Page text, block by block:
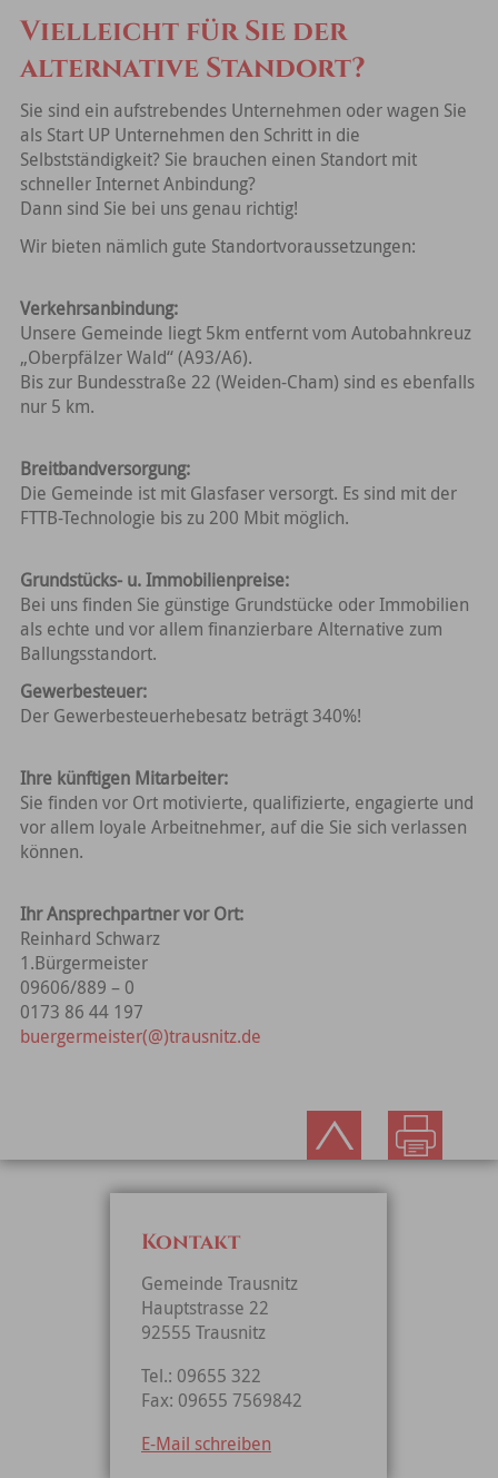
Vielleicht für Sie der
alternative Standort?
Sie sind ein aufstrebendes Unternehmen oder wagen Sie
als Start UP Unternehmen den Schritt in die
Selbstständigkeit? Sie brauchen einen Standort mit
schneller Internet Anbindung?
Dann sind Sie bei uns genau richtig!
Wir bieten nämlich gute Standortvoraussetzungen:
Verkehrsanbindung:
Unsere Gemeinde liegt 5km entfernt vom Autobahnkreuz
„Oberpfälzer Wald“ (A93/A6).
Bis zur Bundesstraße 22 (Weiden-Cham) sind es ebenfalls
nur 5 km.
Breitbandversorgung:
Die Gemeinde ist mit Glasfaser versorgt. Es sind mit der
FTTB-Technologie bis zu 200 Mbit möglich.
Grundstücks- u. Immobilienpreise:
Bei uns finden Sie günstige Grundstücke oder Immobilien
als echte und vor allem finanzierbare Alternative zum
Ballungsstandort.
Gewerbesteuer:
Der Gewerbesteuerhebesatz beträgt 340%!
Ihre künftigen Mitarbeiter:
Sie finden vor Ort motivierte, qualifizierte, engagierte und
vor allem loyale Arbeitnehmer, auf die Sie sich verlassen
können.
Ihr Ansprechpartner vor Ort:
Reinhard Schwarz
1.Bürgermeister
09606/889 – 0
0173 86 44 197
buergermeister(@)trausnitz.de
Kontakt
Gemeinde Trausnitz
Hauptstrasse 22
92555 Trausnitz
Tel.: 09655 322
Fax: 09655 7569842
E-Mail schreiben